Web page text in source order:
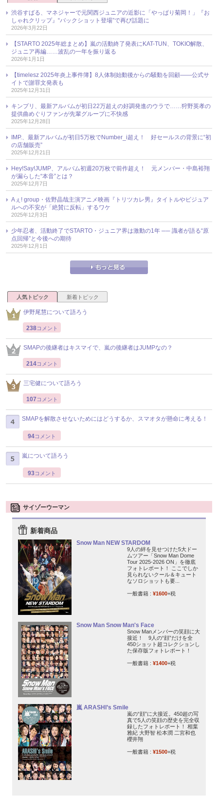
渋谷すばる、マネジャーで元関西ジュニアの近影に「やっぱり菊岡！」『お
しゃれクリップ』“バックショット登場”で再び話題に
2026年3月22日
【STARTO 2025年総まとめ】嵐の活動終了発表にKAT-TUN、TOKIO解散、
ジュニア再編……波乱の一年を振り返る
2026年1月1日
【timelesz 2025年炎上事件簿】8人体制始動後からの騒動を回顧――公式サ
イトで謝罪文発表も
2025年12月31日
キンプリ、最新アルバムが初日22万超えの好調発進のウラで……狩野英孝の
提供曲めぐりファンが先輩グループに不快感
2025年12月28日
IMP.、最新アルバムが初日5万枚でNumber_i超え！ 好セールスの背景に“初
の店舗販売”
2025年12月21日
Hey!Say!JUMP、アルバム初週20万枚で前作超え！ 元メンバー・中島裕翔
が漏らした“本音”とは？
2025年12月7日
Aぇ! group・佐野晶哉主演アニメ映画『トリツカレ男』タイトルやビジュア
ルへの不安が「絶賛に反転」するワケ
2025年12月3日
少年忍者、活動終了でSTARTO・ジュニア界は激動の1年 ── 識者が語る“原
点回帰”と今後への期待
2025年12月1日
人気トピック 新着トピック
伊野尾慧について語ろう
238コメント
SMAPの後継者はキスマイで、嵐の後継者はJUMPなの？
214コメント
三宅健について語ろう
107 コメント
SMAPを解散させないためにはどうするか、スマオタが懸命に考える！
94コメント
嵐について語ろう
93コメント
サイゾーウーマン
新着商品
Snow Man NEW STARDOM
9人の絆を見せつけた5大ドー
ムツアー「Snow Man Dome
Tour 2025-2026 ON」を徹底
フォトレポート！ ここでしか
見られないクール＆キュート
なソロショットも要...
一般書籍 : ¥1600+税
Snow Man Snow Man's Face
Snow Manメンバーの笑顔に大
接近！ 9人の“顔”だけを全
450ショット超コレクションし
た保存版フォトレポート！
一般書籍 : ¥1400+税
嵐 ARASHI’s Smile
嵐の“顔”に大接近。450超の写
真で5人の笑顔の歴史を完全収
録したフォトレポート！ 相葉
雅紀 大野智 松本潤 二宮和也
櫻井翔
一般書籍 : ¥1500+税